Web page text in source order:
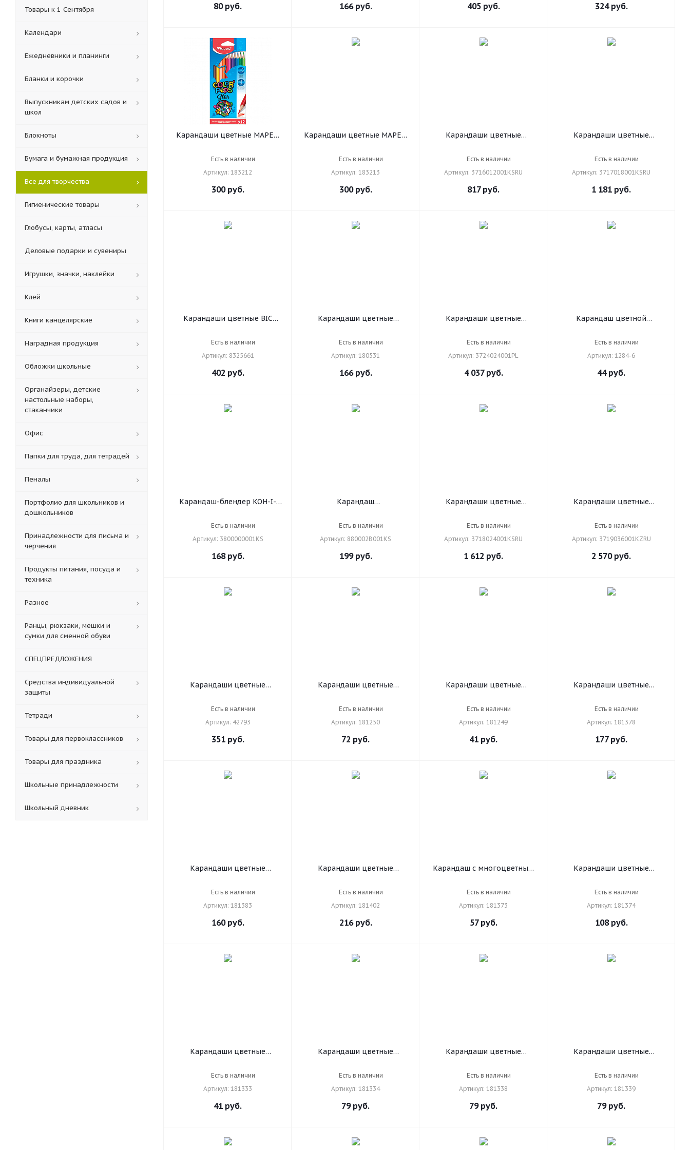
80руб. 166руб. 405руб. 324руб.
Карандаши цветные MAPED
12 цветов, трехгранные,
дерево, 183212
Есть в наличии
Артикул: 183212
300руб.
Карандаши цветные MAPED
12 цветов + ТОЧИЛКА,
натуральное дерево,183213
Есть в наличии
Артикул: 183213
300руб.
Карандаши цветные
художественные KOH-I-NOOR
мм, заточенные, европодвес,
3716/12, 3716012001KSRU
Есть в наличии
Артикул: 3716012001KSRU
817руб.
Карандаши цветные
художественные KOH-I-NOOR
мм, заточенные, европодвес,
3717/18, 3717018001KSRU
Есть в наличии
Артикул: 3717018001KSRU
1 181 руб.
Карандаши цветные BIC
шестигранные, 83256610
Есть в наличии
Артикул: 8325661
402 руб.
Карандаши цветные
цветов, шестигранные,
дерево, 180531
Есть в наличии
Артикул: 180531
166руб.
Карандаши цветные
художественные KOH-I-NOOR
заточенные, металлическая
коробка, 3724024001PL
Есть в наличии
Артикул: 3724024001PL
4 037руб.
Карандаш цветной
"Noris club", 1 шт.,
фиолетовый, натуральное
дерево, 1284-6
Есть в наличии
Артикул: 1284-6
44руб.
Карандаш-блендер KOH-I-
белый, 3,8 мм, мягкий,
Есть в наличии
Артикул: 3800000001KS
168руб.
Карандаш
акварельный,
NOOR, 1 шт., "Gioconda", 2B,
заточенный, картонная
коробка, 880002B001KS
Есть в наличии
Артикул: 880002B001KS
199руб.
Карандаши цветные
художественные KOH-I-NOOR
заточенные, европодвес,
3718024001KSRU
Есть в наличии
Артикул: 3718024001KSRU
1 612 руб.
Карандаши цветные
художественные KOH-I-NOOR
мм, заточенные, европодвес,
3719036001KZRU
Есть в наличии
Артикул: 3719036001KZRU
2 570руб.
Карандаши цветные
шестигранные, грифель 3
Есть в наличии
Артикул: 42793
351руб.
Карандаши цветные
цветов, шестигранные,
Есть в наличии
Артикул: 181250
72 руб.
Карандаши цветные
шестигранные, 181249
Есть в наличии
Артикул: 181249
41 руб.
Карандаши цветные
БУКАШЕК", 12 цветов,
мм, натуральное дерево,
181378
Есть в наличии
Артикул: 181378
177руб.
Карандаши цветные
ЖИВОТНЫХ", 12 цветов,
мм, натуральное дерево,
181383
Есть в наличии
Артикул: 181383
160руб.
Карандаши цветные
"ЮНЫЙ ВОЛШЕБНИК", 12
грифель 3 мм, натуральное
дерево, 181402
Есть в наличии
Артикул: 181402
216руб.
Карандаш с многоцветным
1 шт., туба, шестигранный,
натуральное дерево, 181373
Есть в наличии
Артикул: 181373
57руб.
Карандаши цветные
ЖИВОТНЫХ", 12 цветов, в
шестигранные, грифель 3
мм, натуральное дерево,
181374
Есть в наличии
Артикул: 181374
108руб.
Карандаши цветные
6 цветов, шестигранные,
Есть в наличии
Артикул: 181333
41 руб.
Карандаши цветные
12 цветов, шестигранные,
Есть в наличии
Артикул: 181334
79руб.
Карандаши цветные
шестигранные, 181338
Есть в наличии
Артикул: 181338
79руб.
Карандаши цветные
цветов, шестигранные,
Есть в наличии
Артикул: 181339
79руб.
Товары к 1 Сентября
Календари
Ежедневники и планинги
Бланки и корочки
Выпускникам детских садов и
школ
Блокноты
Бумага и бумажная продукция
Все для творчества
Гигиенические товары
Глобусы, карты, атласы
Деловые подарки и сувениры
Игрушки, значки, наклейки
Клей
Книги канцелярские
Наградная продукция
Обложки школьные
Органайзеры, детские
настольные наборы,
стаканчики
Офис
Папки для труда, для тетрадей
Пеналы
Портфолио для школьников и
дошкольников
Принадлежности для письма и
черчения
Продукты питания, посуда и
техника
Разное
Ранцы, рюкзаки, мешки и
сумки для сменной обуви
СПЕЦПРЕДЛОЖЕНИЯ
Средства индивидуальной
защиты
Тетради
Товары для первоклассников
Товары для праздника
Школьные принадлежности
Школьный дневник